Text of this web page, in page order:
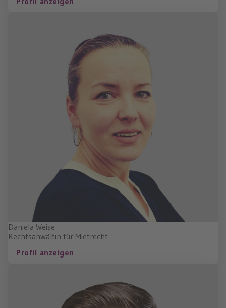
Daniela Weise
Rechtsanwältin für Mietrecht
Profil anzeigen